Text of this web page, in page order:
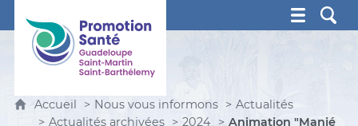
Promotion Santé Guadeloupe, Saint-Martin, Saint
Accueil Nous vous informons
Actualités
Actualités archivées
2024
Animation "Manjé